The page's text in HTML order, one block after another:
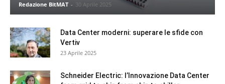
Redazione BitMAT - 30 Aprile 2025
Data Center moderni: superare le sfide con
Vertiv
23 Aprile 2025
Schneider Electric: l’Innovazione Data Center